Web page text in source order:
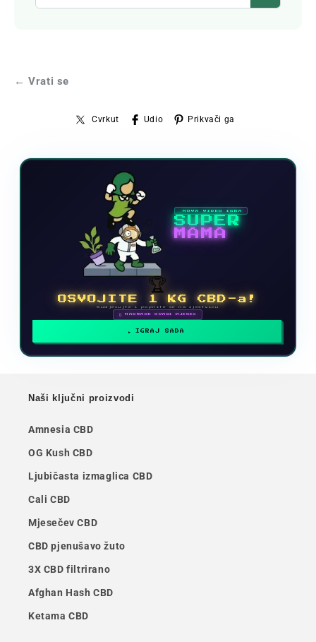
← Vrati se
Cvrkut Udio Prikvači ga
NOVA VIDEO IGRA
SUPER
MAMA
🏆
OSVOJITE 1 KG CBD-a!
Sudjelujte i popnite se na ljestvicu
🗓 NAGRADE SVAKI MJESEC
IGRAJ SADA
Naši ključni proizvodi
Amnesia CBD
OG Kush CBD
Ljubičasta izmaglica CBD
Cali CBD
Mjesečev CBD
CBD pjenušavo žuto
3X CBD filtrirano
Afghan Hash CBD
Ketama CBD